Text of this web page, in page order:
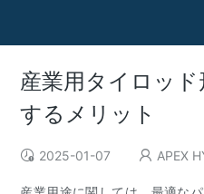
産業用タイロッ
するメリット
2025-01-07 APEX